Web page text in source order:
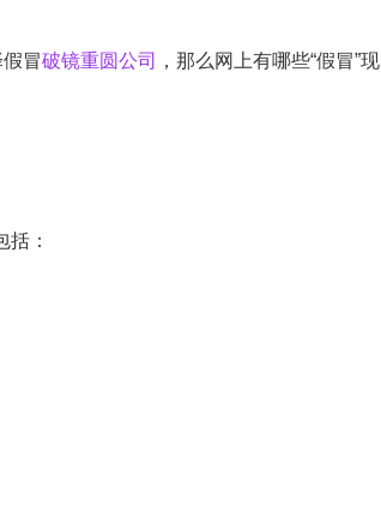
冒破镜重圆公司
，那么网上有哪些“假冒”现
括：